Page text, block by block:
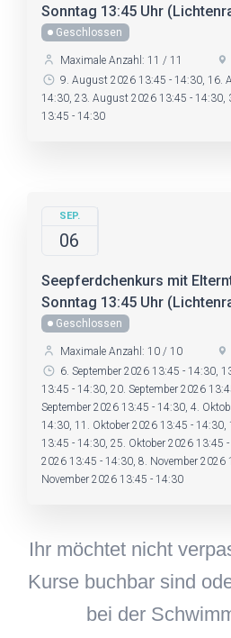
Sonntag 13:45 Uhr
Geschlossen
Maximale Anzahl: 11 / 11
9. August 2026 13:45 - 14:30, 16.
14:30, 23. August 2026 13:45 - 14:30,
13:45 - 14:30
SEP.
06
Seepferdchenkurs mit
Sonntag 13:45 Uhr
Geschlossen
Maximale Anzahl: 10 / 10
6. September 2026 13:45 - 14:30,
13:45 - 14:30, 20. September 2026
September 2026 13:45 - 14:30, 4.
14:30, 11. Oktober 2026 13:45 - 14:30,
13:45 - 14:30, 25. Oktober 2026 13:45
2026 13:45 - 14:30, 8. November 2026
November 2026 13:45 - 14:30
Ihr möchtet nicht
Kurse buchbar sind
bei der